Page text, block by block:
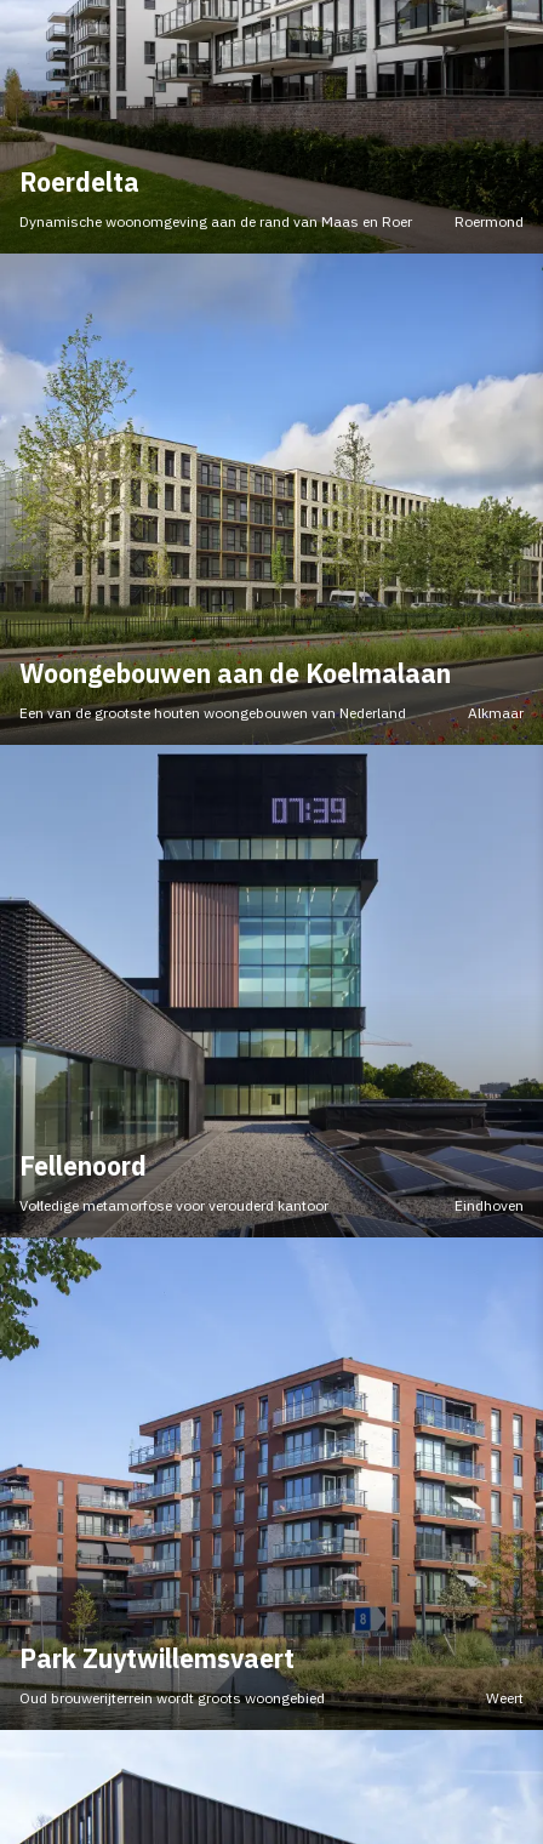
Roerdelta
Dynamische woonomgeving aan de rand van Maas en Roer Roermond
Woongebouwen aan de Koelmalaan
Een van de grootste houten woongebouwen van Nederland Alkmaar
Fellenoord
Volledige metamorfose voor verouderd kantoor Eindhoven
Park Zuytwillemsvaert
Oud brouwerijterrein wordt groots woongebied Weert